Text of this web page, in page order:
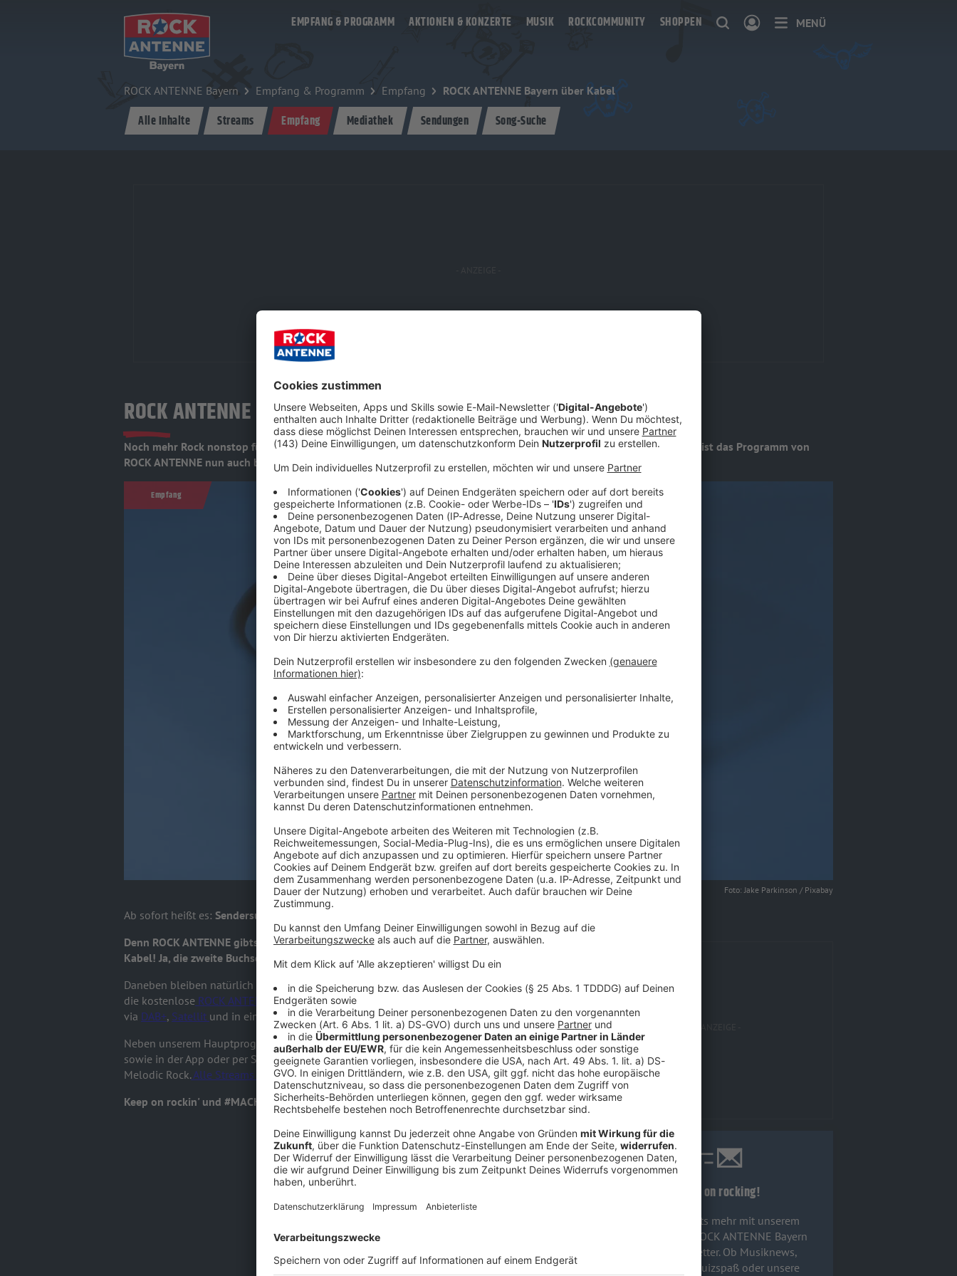
EMPFANG & PROGRAMM AKTIONEN & KONZERTE MUSIK ROCKCOMMUNITY SHOPPEN MENÜ
ROCK ANTENNE Bayern Empfang & Programm Empfang ROCK ANTENNE Bayern über Kabel
Alle Inhalte Streams Empfang Mediathek Sendungen Song-Suche
ROCK ANTENNE Bayern über Kabel – Der beste Rock nonstop!
Noch mehr Rock nonstop für ganz Deutschland: Neben unserem bundesweiten DAB+- Start im vergangenen Oktober ist das Programm von
ROCK ANTENNE nun auch bundesweit über Kabel zu hören! Alle Infos seht ihr hier.
Empfang
Foto: Jake Parkinson / Pixabay
Ab sofort heißt es: Sendersuchlauf starten und mit ROCK ANTENNE abrocken!
Denn ROCK ANTENNE gibts jetzt deutschlandweit nicht nur über DAB+, sondern auch über
Kabel! Ja, die zweite Buchse beim Kabelanschluss in der Wand ist nämlich fürs Radio. :-)
Daneben bleiben natürlich der weltweite Zugriff überSmart Speakerwie Alexa,Webradiound
die kostenlose ROCK ANTENNE-Appoder Smart-TV-App
via DAB+, Satellit und in einigen Rock Cities zusätzlich überUKW, weiterhin bestehen.
Neben unserem Hauptprogramm (jetzt auch neu über Kabel) findet ihr in unserem Webradio
sowie in der App oder per Smart Speaker auch eine Vielzahl an Streams, von Heavy Metal bis
Melodic Rock.Alle Streams im Überblick findet ihr hier.
Keep on rockin' und #MACHMALLAUTER!
Keep on rocking!
Verpass' nichts mehr mit unserem
kostenlosen ROCK ANTENNE Bayern
Rock-Newsletter. Ob Musiknews,
Interviews, Quizspaß oder unsere